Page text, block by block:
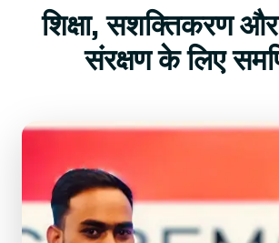
शिक्षा, सशक्तिकरण और
संरक्षण के लिए